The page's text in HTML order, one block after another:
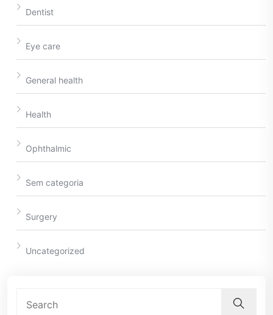
Dentist
Eye care
General health
Health
Ophthalmic
Sem categoria
Surgery
Uncategorized